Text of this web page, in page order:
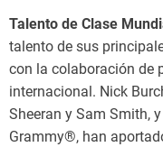
Talento de Clase
talento de sus
con la colaboración de
internacional. Nick
Sheeran y Sam Smith,
Grammy®, han